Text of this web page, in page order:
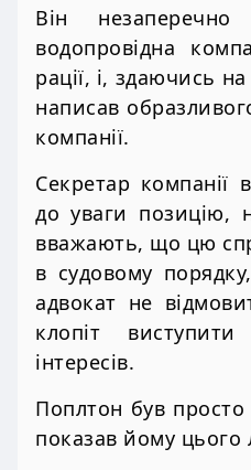
Він
водопровідна
рації, і, здаючись
написав
компанії.
Секретар компанії
до уваги позицію,
вважають, що цю
в судовому
адвокат не
клопіт
інтересів.
Поплтон був
показав йому цього